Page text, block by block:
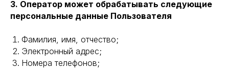
3. Оператор может обрабатывать следующие
персональные данные Пользователя
Фамилия, имя, отчество;
Электронный адрес;
Номера телефонов;